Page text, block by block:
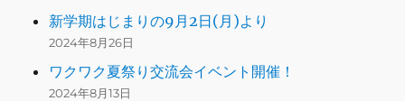
新学期はじまりの9月2日(月)より
2024年8月26日
ワクワク夏祭り交流会イベント開催！
2024年8月13日